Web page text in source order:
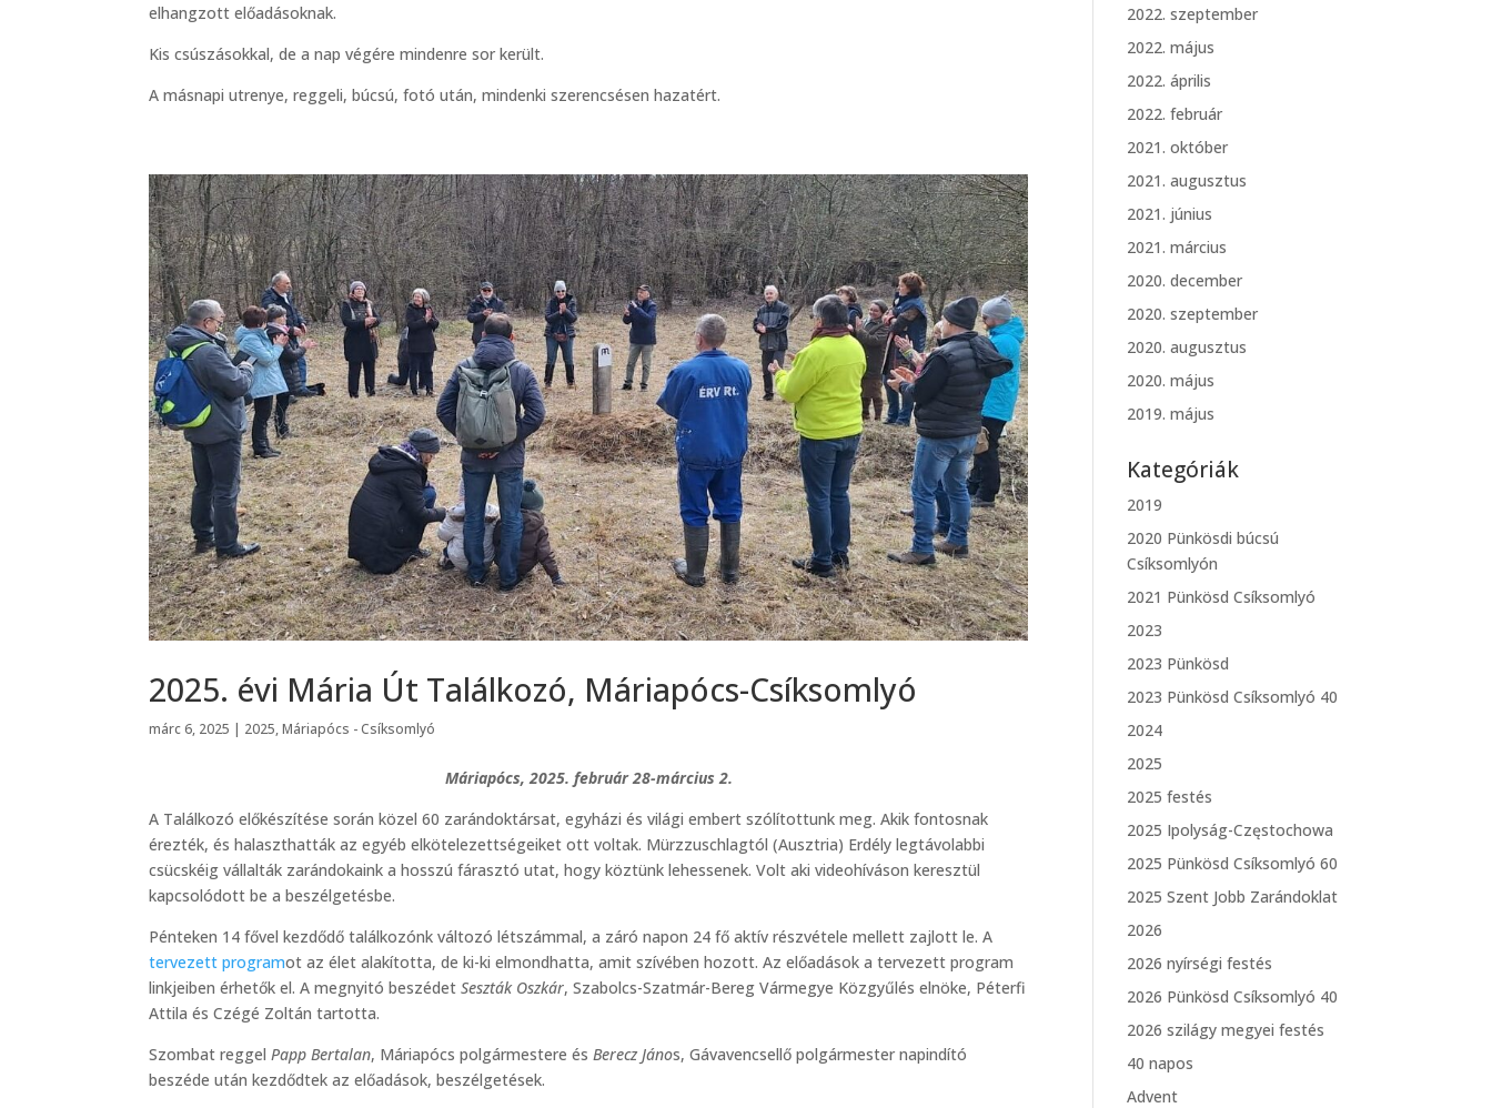
elhangzott előadásoknak.
Kis csúszásokkal, de a nap végére mindenre sor került.
A másnapi utrenye, reggeli, búcsú, fotó után, mindenki szerencsésen hazatért.
2025. évi Mária Út Találkozó, Máriapócs-Csíksomlyó
márc 6, 2025 | 2025,Máriapócs - Csíksomlyó
Máriapócs, 2025. február 28-március 2.
A Találkozó előkészítése során közel 60 zarándoktársat, egyházi és világi embert szólítottunk meg. Akik fontosnak
érezték, és halaszthatták az egyéb elkötelezettségeiket ott voltak. Mürzzuschlagtól (Ausztria) Erdély legtávolabbi
csücskéig vállalták zarándokaink a hosszú fárasztó utat, hogy köztünk lehessenek. Volt aki videohíváson keresztül
kapcsolódott be a beszélgetésbe.
Pénteken 14 fővel kezdődő találkozónk változó létszámmal, a záró napon 24 fő aktív részvétele mellett zajlott le. A
tervezett programot az élet alakította, de ki-ki elmondhatta, amit szívében hozott. Az előadások a tervezett program
linkjeiben érhetők el. A megnyitó beszédetSeszták Oszkár, Szabolcs-Szatmár-Bereg Vármegye Közgyűlés elnöke, Péterfi
Attila és Czégé Zoltán tartotta.
Szombat reggelPapp Bertalan, Máriapócs polgármestere ésBerecz János, Gávavencsellő polgármester napindító
beszéde után kezdődtek az előadások, beszélgetések.
2022. szeptember
2022. május
2022. április
2022. február
2021. október
2021. augusztus
2021. június
2021. március
2020. december
2020. szeptember
2020. augusztus
2020. május
2019. május
Kategóriák
2019
2020 Pünkösdi búcsú
Csíksomlyón
2021 Pünkösd Csíksomlyó
2023
2023 Pünkösd
2023 Pünkösd Csíksomlyó 40
2024
2025
2025 festés
2025 Ipolyság-Częstochowa
2025 Pünkösd Csíksomlyó 60
2025 Szent Jobb Zarándoklat
2026
2026 nyírségi festés
2026 Pünkösd Csíksomlyó 40
2026 szilágy megyei festés
40 napos
Advent